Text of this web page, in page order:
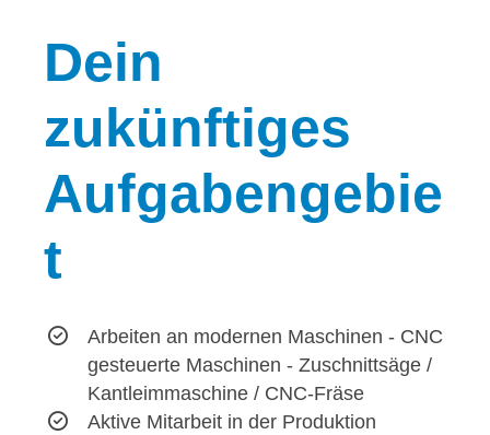
Dein
zukünftiges
Aufgabengebie
t
Arbeiten an modernen Maschinen - CNC
gesteuerte Maschinen - Zuschnittsäge /
Kantleimmaschine / CNC-Fräse
Aktive Mitarbeit in der Produktion